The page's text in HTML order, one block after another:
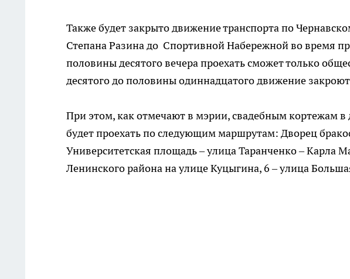
Также будет закрыто движение транспорта по
Степана Разина до Спортивной Набережной во время
половины десятого вечера проехать сможет только
десятого до половины одиннадцатого движение
При этом, как отмечают в мэрии, свадебным кортежам в
будет проехать по следующим маршрутам: Дворец
Университетская площадь – улица Таранченко – Карла
Ленинского района на улице Куцыгина, 6 – улица